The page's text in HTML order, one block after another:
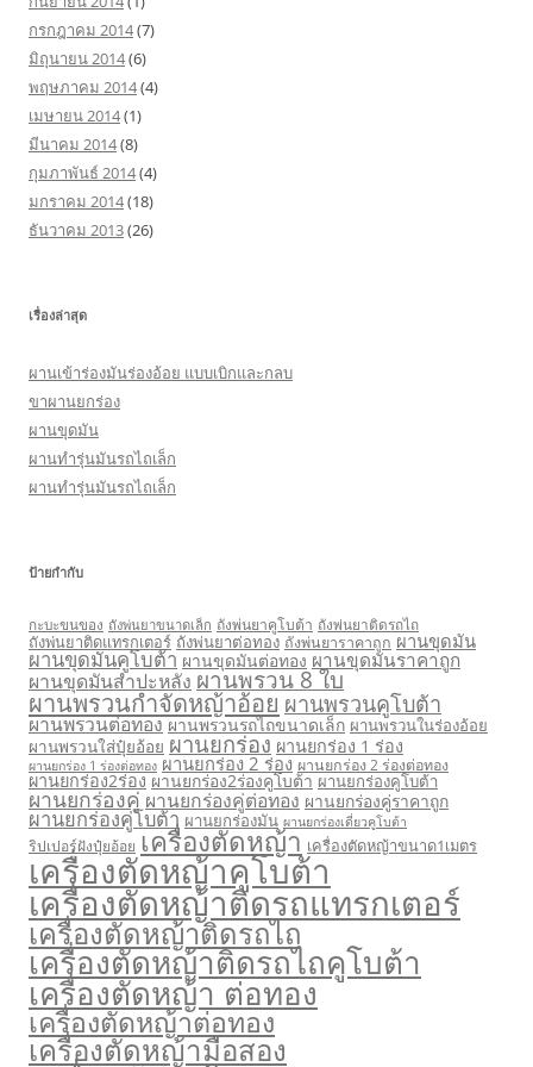
กรกฎาคม 2014(7)
มิถุนายน 2014(6)
พฤษภาคม 2014(4)
เมษายน 2014(1)
มีนาคม 2014(8)
กุมภาพันธ์ 2014(4)
มกราคม 2014(18)
ธันวาคม 2013(26)
เรื่องล่าสุด
ผานเข้าร่องมันร่องอ้อย แบบเบิกและกลบ
ขาผานยกร่อง
ผานขุดมัน
ผานทำรุ่นมันรถไถเล็ก
ผานทำรุ่นมันรถไถเล็ก
ป้ายกำกับ
กะบะขนของ ถังพ่นยาขนาดเล็ก ถังพ่นยาคูโบต้า ถังพ่นยาติดรถไถ
ถังพ่นยาติดแทรกเตอร์ ถังพ่นยาต่อทอง ถังพ่นยาราคาถูก ผานขุดมัน
ผานขุดมันคูโบต้า ผานขุดมันต่อทอง ผานขุดมันราคาถูก
ผานขุดมันสำปะหลัง ผานพรวน 8 ใบ
ผานพรวนกำจัดหญ้าอ้อย ผานพรวนคูโบต้า
ผานพรวนต่อทอง ผานพรวนรถไถขนาดเล็ก ผานพรวนในร่องอ้อย
ผานพรวนใส่ปุ๋ยอ้อย ผานยกร่อง ผานยกร่อง 1 ร่อง
ผานยกร่อง 1 ร่องต่อทอง ผานยกร่อง 2 ร่อง ผานยกร่อง 2 ร่องต่อทอง
ผานยกร่อง2ร่อง ผานยกร่อง2ร่องคูโบต้า ผานยกร่องคูโบต้า
ผานยกร่องคู่ ผานยกร่องคู่ต่อทอง ผานยกร่องคู่ราคาถูก
ผานยกร่องคู่โบต้า ผานยกร่องมัน ผานยกร่องเดี่ยวคูโบต้า
ริปเปอร์ฝังปุ๋ยอ้อย เครื่องตัดหญ้า เครื่องตัดหญ้าขนาด1เมตร
เครื่องตัดหญ้าคูโบต้า
เครื่องตัดหญ้าติดรถแทรกเตอร์
เครื่องตัดหญ้าติดรถไถ
เครื่องตัดหญ้าติดรถไถคูโบต้า
เครื่องตัดหญ้า ต่อทอง
เครื่องตัดหญ้าต่อทอง
เครื่องตัดหญ้ามือสอง